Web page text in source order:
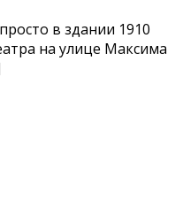
в здании 1910
на улице Максима